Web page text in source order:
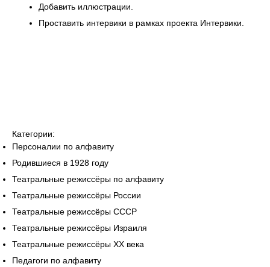
Добавить иллюстрации.
Проставить интервики в рамках проекта Интервики.
Категории:
Персоналии по алфавиту
Родившиеся в 1928 году
Театральные режиссёры по алфавиту
Театральные режиссёры России
Театральные режиссёры СССР
Театральные режиссёры Израиля
Театральные режиссёры XX века
Педагоги по алфавиту